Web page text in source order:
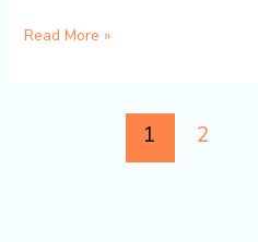
शुभता
Read More »
1 2